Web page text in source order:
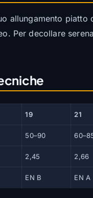
allungamento
Per decollare
19 21
50–90
2,45 2,66
EN B EN A